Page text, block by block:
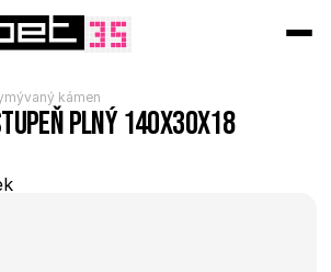
kámen
plný 140x30x18